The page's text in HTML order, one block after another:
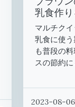
乳食作り
マルチク
乳食に使
も普段の
スの節約に
2023-08-06